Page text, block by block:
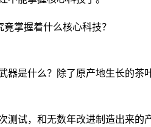
器是什么？除了原产地生长的茶
测试，和无数年改进制造出来的